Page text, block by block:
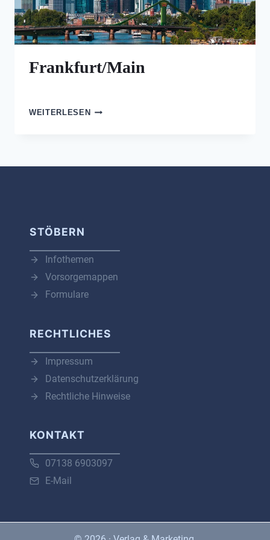
Frankfurt/Main
WEITERLESEN FRANKFURT/MAIN
STÖBERN
Infothemen
Vorsorgemappen
Formulare
RECHTLICHES
Impressum
Datenschutzerklärung
Rechtliche Hinweise
KONTAKT
07138 6903097
E-Mail